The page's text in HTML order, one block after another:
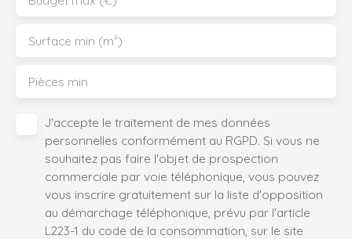
Surface min (m²)
Pièces min
J'accepte le traitement de mes données
personnelles conformément au RGPD. Si vous ne
souhaitez pas faire l'objet de prospection
commerciale par voie téléphonique, vous pouvez
vous inscrire gratuitement sur la liste d'opposition
au démarchage téléphonique, prévu par l'article
L223-1 du code de la consommation, sur le site